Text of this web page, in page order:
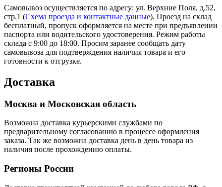
Самовывоз осуществляется по адресу: ул. Верхние Поля, д.52,
стр.1 (Схема проезда и контактные данные). Проезд на склад
бесплатный, пропуск оформляется на месте при предъявлении
паспорта или водительского удостоверения. Режим работы
склада с 9:00 до 18:00. Просим заранее сообщать дату
самовывоза для подтверждения наличия товара и его
готовности к отгрузке.
Доставка
Москва и Московская область
Возможна доставка курьерскими службами по
предварительному согласованию в процессе оформления
заказа. Так же возможна доставка день в день товара из
наличия после прохождению оплаты.
Регионы России